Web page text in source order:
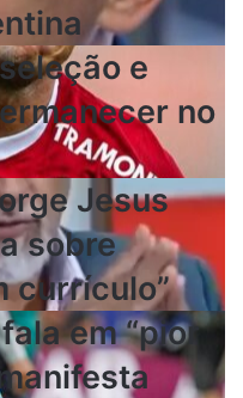
e
no
Jesus
sobre
currículo”
em “pior